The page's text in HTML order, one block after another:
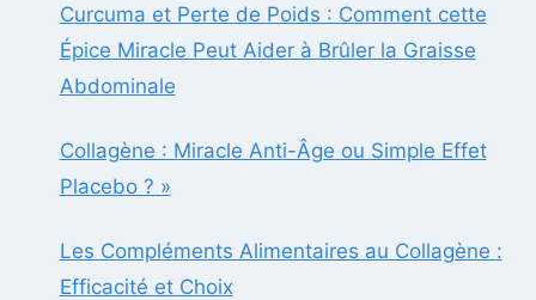
Curcuma et Perte de Poids : Comment cette
Épice Miracle Peut Aider à Brûler la Graisse
Abdominale
Collagène : Miracle Anti-Âge ou Simple Effet
Placebo ? »
Les Compléments Alimentaires au Collagène :
Efficacité et Choix